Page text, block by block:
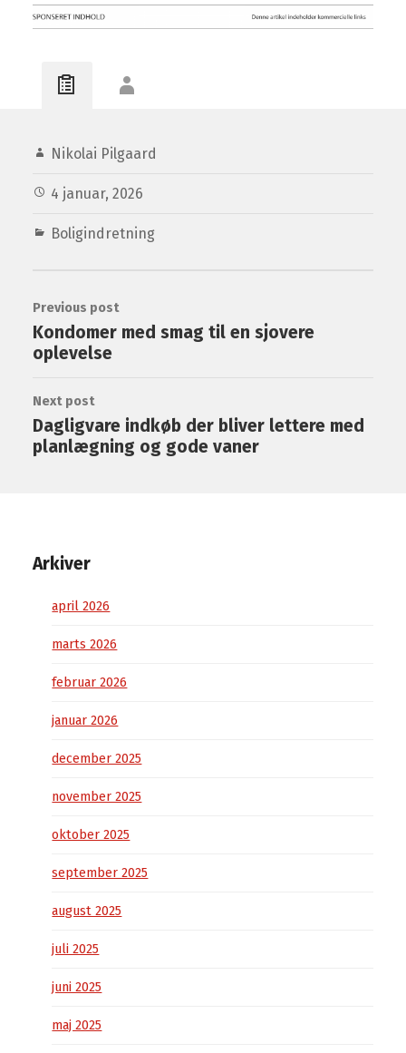
Nikolai Pilgaard
4 januar, 2026
Boligindretning
Previous post
Kondomer med smag til en sjovere
oplevelse
Next post
Dagligvare indkøb der bliver lettere med
planlægning og gode vaner
Arkiver
april 2026
marts 2026
februar 2026
januar 2026
december 2025
november 2025
oktober 2025
september 2025
august 2025
juli 2025
juni 2025
maj 2025